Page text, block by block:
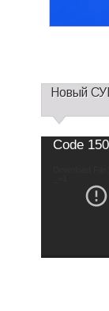
С
й
д
Новый
Video
Code